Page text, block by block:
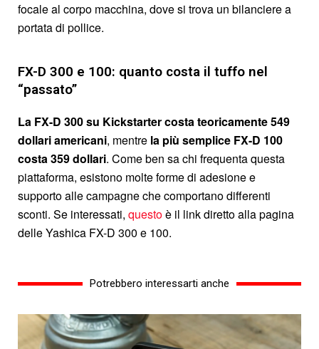
focale al corpo macchina, dove si trova un bilanciere a
portata di pollice.
FX-D 300 e 100: quanto costa il tuffo nel
“passato”
La FX-D 300 su Kickstarter costa teoricamente 549
dollari americani, mentre la più semplice FX-D 100
costa 359 dollari. Come ben sa chi frequenta questa
piattaforma, esistono molte forme di adesione e
supporto alle campagne che comportano differenti
sconti. Se interessati, questoè il link diretto alla pagina
delle Yashica FX-D 300 e 100.
Potrebbero interessarti anche